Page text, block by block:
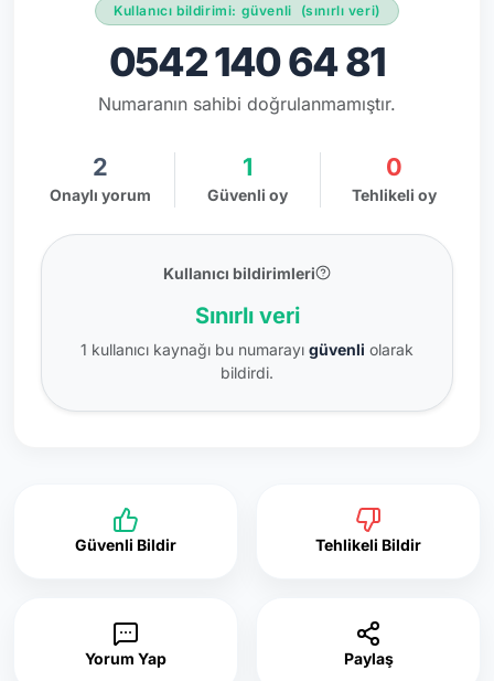
Kullanıcı bildirimi: güvenli (sınırlı veri)
0542 140 64 81
Numaranın sahibi doğrulanmamıştır.
2
Onaylı yorum
1
Güvenli oy
0
Tehlikeli oy
Kullanıcı bildirimleri
Sınırlı veri
1 kullanıcı kaynağı bu numarayı güvenli olarak
bildirdi.
Güvenli Bildir Tehlikeli Bildir
Yorum Yap Paylaş